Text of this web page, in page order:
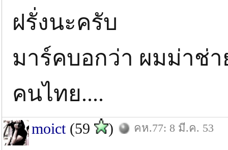
ฝรั่งนะครับ
มาร์คบอกว่า ผมม่าช่
คนไทย....
moict(59 ) คห.77: 8 มี.ค. 53